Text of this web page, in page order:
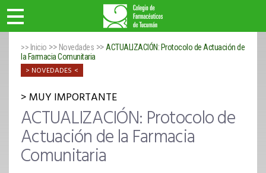
>> Inicio >> Novedades >> ACTUALIZACIÓN: Protocolo de Actuación de
la Farmacia Comunitaria
NOVEDADES
MUY IMPORTANTE
ACTUALIZACIÓN: Protocolo de
Actuación de la Farmacia
Comunitaria